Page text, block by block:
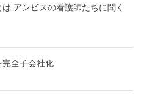
アンビスの看護師たちに聞く
全子会社化